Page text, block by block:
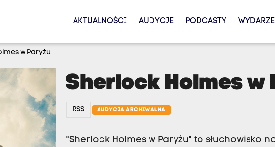
AKTUALNOŚCI AUDYCJE PODCASTY
w Paryżu
Sherlock Holmes w
RSS AUDYCJA ARCHIWALNA
"Sherlock Holmes w Paryżu" to słuchowisko